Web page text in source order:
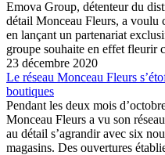
Emova Group, détenteur du
détail Monceau Fleurs, a voulu
en lançant un partenariat
groupe souhaite en effet fleurir
23 décembre 2020
Le réseau Monceau Fleurs
boutiques
Pendant les deux mois
Monceau Fleurs a vu son
au détail s’agrandir avec six
magasins. Des ouvertures